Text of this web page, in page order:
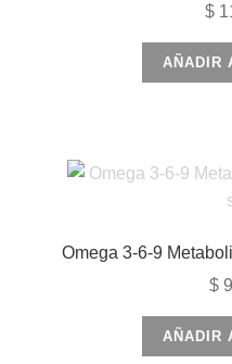
$
AÑADIR
Omega 3-6-9
$
AÑADIR